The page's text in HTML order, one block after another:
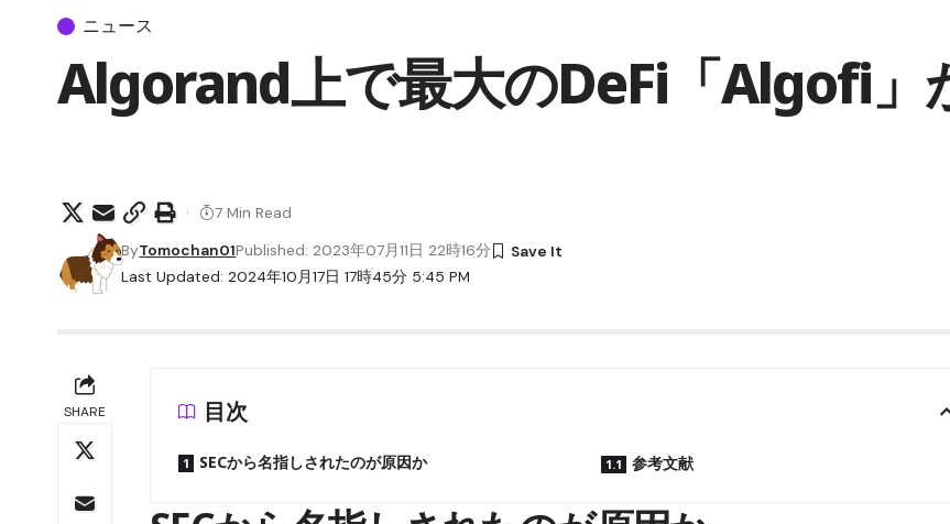
ニュース
Algorand上で最大のDeFi「Algofi」
Last Updated: 2024年10月17日 17時45分 5:45 PM
ByTomochan01Published: 2023年07月11日 22時16分
7 Min Read
SHARE 目次
SECから名指しされたのが原因か 参考文献